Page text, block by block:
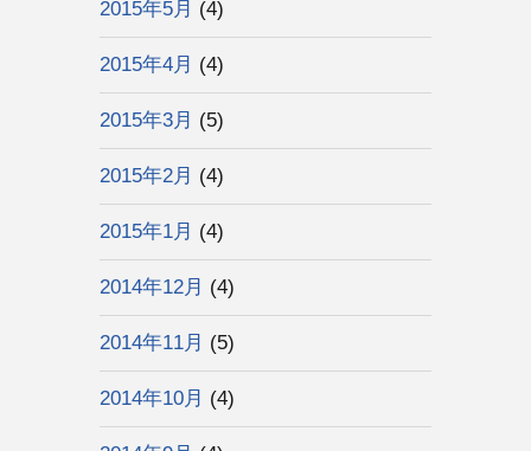
2015年5月 (4)
2015年4月 (4)
2015年3月 (5)
2015年2月 (4)
2015年1月 (4)
2014年12月 (4)
2014年11月 (5)
2014年10月 (4)